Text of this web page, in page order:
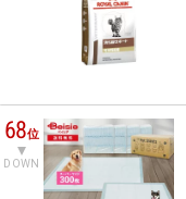
68位
DOWN